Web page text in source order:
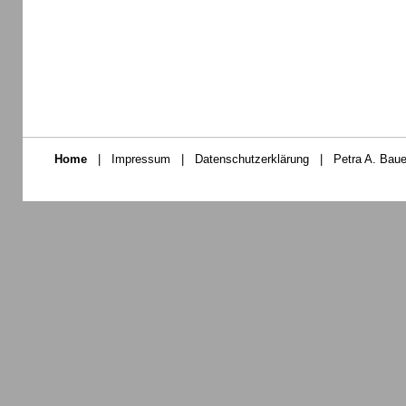
Home | Impressum | Datenschutzerklärung | Petra A.